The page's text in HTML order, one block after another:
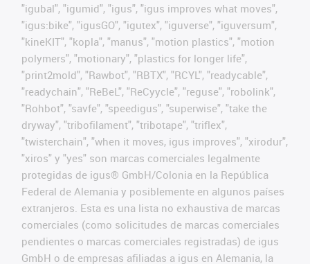
"igubal", "igumid", "igus", "igus improves what moves",
"igus:bike", "igusGO", "igutex", "iguverse", "iguversum",
"kineKIT", "kopla", "manus", "motion plastics", "motion
polymers", "motionary", "plastics for longer life",
"print2mold", "Rawbot", "RBTX", "RCYL", "readycable",
"readychain", "ReBeL", "ReCyycle", "reguse", "robolink",
"Rohbot", "savfe", "speedigus", "superwise", "take the
dryway", "tribofilament", "tribotape", "triflex",
"twisterchain", "when it moves, igus improves", "xirodur",
"xiros" y "yes" son marcas comerciales legalmente
protegidas de igus® GmbH/Colonia en la República
Federal de Alemania y posiblemente en algunos países
extranjeros. Esta es una lista no exhaustiva de marcas
comerciales (como solicitudes de marcas comerciales
pendientes o marcas comerciales registradas) de igus
GmbH o de empresas afiliadas a igus en Alemania, la